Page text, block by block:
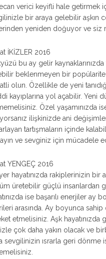
verici keyifli hale getirmek
bir araya gelebilir aşkın
yeniden doğuyor ve siz
İKİZLER 2016
bu ay gelir
beklenmeyen bir
olun. Özellikle de yeni
kayıplarına yol açabilir. Yeni
Özel yaşamınızda
ilişkinizde ani
tartışmaların içinde
ve sevginiz için mücadele
YENGEÇ 2016
hayatınızda rakiplerinizin
üretebilir güçlü insanlardan
ise başarılı enerjiler
arasında. Ay boyunca
etmelisiniz. Aşk
çok daha yakın olacak ve
sevgilinizin ısrarla geri dönme